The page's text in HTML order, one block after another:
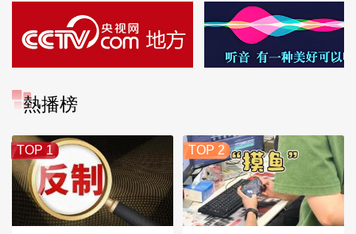
熱播榜
TOP 1 TOP 2